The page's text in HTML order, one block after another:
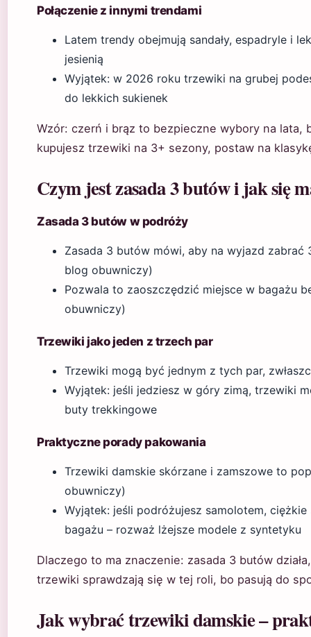
Połączenie z innymi trendami
Latem trendy obejmują sandały, espadryle i
jesienią
Wyjątek: w 2026 roku trzewiki na grubej
do lekkich sukienek
Wzór: czerń i brąz to bezpieczne wybory na
kupujesz trzewiki na 3+ sezony, postaw na
Czym jest zasada 3 butów i jak się
Zasada 3 butów w podróży
Zasada 3 butów mówi, aby na wyjazd
blog obuwniczy)
Pozwala to zaoszczędzić miejsce w bagażu
obuwniczy)
Trzewiki jako jeden z trzech par
Trzewiki mogą być jednym z tych par,
Wyjątek: jeśli jedziesz w góry zimą, trzewiki
buty trekkingowe
Praktyczne porady pakowania
Trzewiki damskie skórzane i zamszowe to
obuwniczy)
Wyjątek: jeśli podróżujesz samolotem,
bagażu – rozważ lżejsze modele z syntetyku
Dlaczego to ma znaczenie: zasada 3 butów
trzewiki sprawdzają się w tej roli, bo pasują do
Jak wybrać trzewiki damskie –